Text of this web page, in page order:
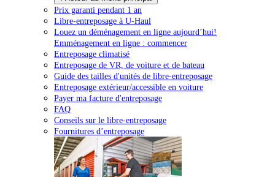
Prix garanti pendant 1 an
Libre-entreposage à U-Haul
Louez un déménagement en ligne aujourd’hui!
Emménagement en ligne : commencer
Entreposage climatisé
Entreposage de VR, de voiture et de bateau
Guide des tailles d'unités de libre-entreposage
Entreposage extérieur/accessible en voiture
Payer ma facture d'entreposage
FAQ
Conseils sur le libre-entreposage
Fournitures d’entreposage